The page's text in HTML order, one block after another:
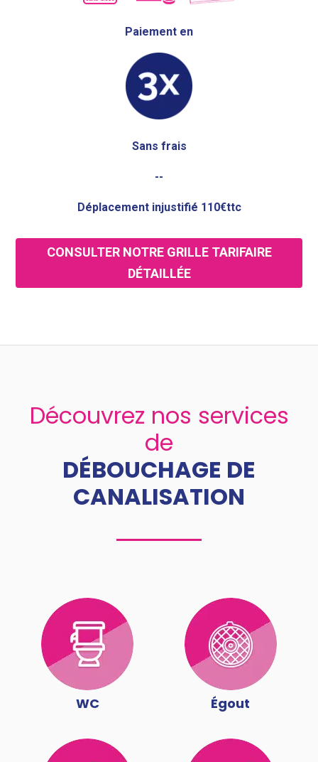
Paiement en
Sans frais
--
Déplacement injustifié 110€ttc
CONSULTER NOTRE GRILLE TARIFAIRE
DÉTAILLÉE
Découvrez nos services
de
DÉBOUCHAGE DE
CANALISATION
WC Égout